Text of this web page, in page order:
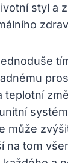
styl a
teplotní
může
na tom